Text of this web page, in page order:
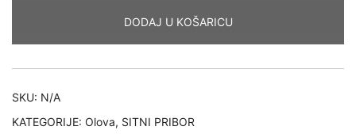
SILIKONSKOM
CIJEVI
količina
DODAJ U KOŠARICU
SKU: N/A
KATEGORIJE: Olova, SITNI PRIBOR